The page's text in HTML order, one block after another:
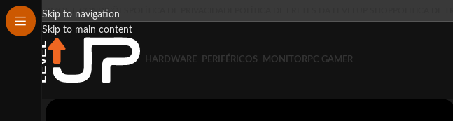
Skip to navigation
Skip to main content
TERMOS E CONDIÇÕES
HARDWARE PERIFÉRICOS MONITOR PC GAMER